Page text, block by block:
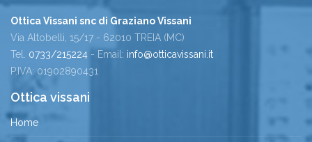
Ottica Vissani snc di Graziano Vissani
Via Altobelli, 15/17 - 62010 TREIA (MC)
Tel. 0733/215224 - Email: info@otticavissani.it
P.IVA: 01902890431
Ottica vissani
Home